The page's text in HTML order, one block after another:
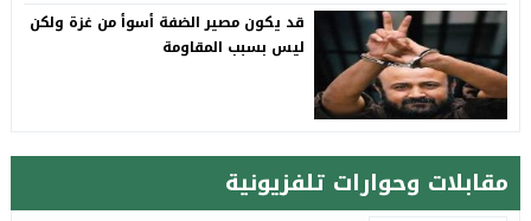
قد يكون مصير الضفة أسوأ من غزة ولكن
ليس بسبب المقاومة
مقابلات وحوارات تلفزيونية